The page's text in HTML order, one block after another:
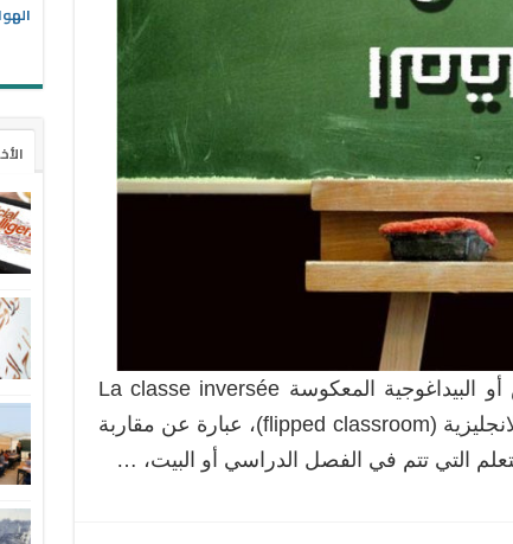
مقدمة الفصل المقلوب أو المعكوس أو البيداغوجية المعكوسة La classe inversée
ou renversée » ويدعى في اللغة الانجليزية (flipped classroom)، عبارة عن مقاربة
التي تتم في الفصل الدراسي أو البيت، …